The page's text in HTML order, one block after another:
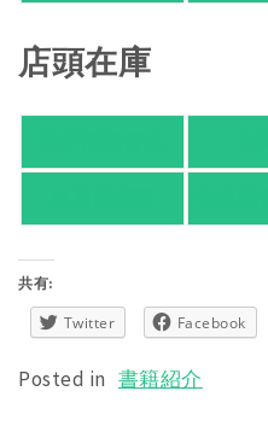
店頭在庫
共有:
Twitter Facebook
Posted in 書籍紹介